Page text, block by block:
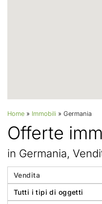
Home » Immobili » Germania
Offerte
in Germania,
Vendita
Tutti i tipi di oggetti